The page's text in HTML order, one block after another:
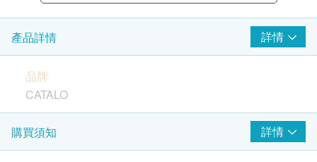
產品詳情 詳情
品牌
CATALO
產地
美國
購買須知 詳情